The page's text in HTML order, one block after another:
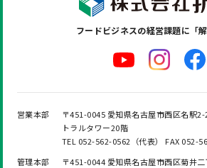
フードビジネスの経営課題に「
営業本部
〒451-0045 愛知県名古屋市西区名駅
トラルタワー20階
TEL 052-562-0562（代表） FAX 052-
管理本部
〒451-0044 愛知県名古屋市西区菊井